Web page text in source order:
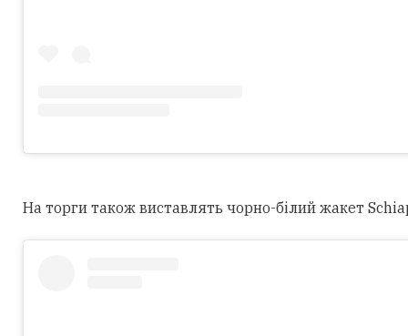
На торги також виставлять чорно-білий жакет